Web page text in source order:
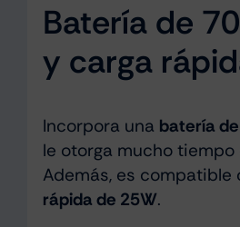
Batería de
y carga
Incorpora una batería
le otorga mucho tiempo
Además, es compatible
rápida de 25W.